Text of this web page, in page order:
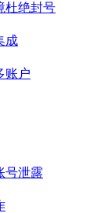
杜绝封号
成
账户
号泄露